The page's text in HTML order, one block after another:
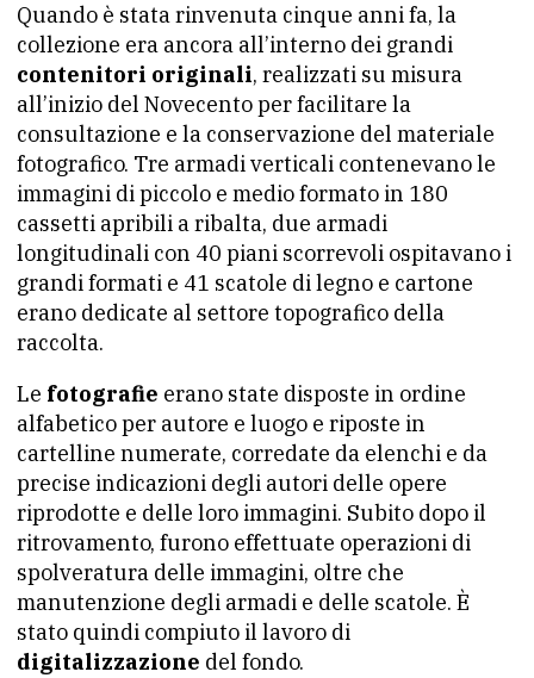
Quando è stata rinvenuta cinque anni fa, la
collezione era ancora all’interno dei grandi
contenitori originali, realizzati su misura
all’inizio del Novecento per facilitare la
consultazione e la conservazione del materiale
fotografico. Tre armadi verticali contenevano le
immagini di piccolo e medio formato in 180
cassetti apribili a ribalta, due armadi
longitudinali con 40 piani scorrevoli ospitavano i
grandi formati e 41 scatole di legno e cartone
erano dedicate al settore topografico della
raccolta.
Le fotografie erano state disposte in ordine
alfabetico per autore e luogo e riposte in
cartelline numerate, corredate da elenchi e da
precise indicazioni degli autori delle opere
riprodotte e delle loro immagini. Subito dopo il
ritrovamento, furono effettuate operazioni di
spolveratura delle immagini, oltre che
manutenzione degli armadi e delle scatole. È
stato quindi compiuto il lavoro di
digitalizzazione del fondo.